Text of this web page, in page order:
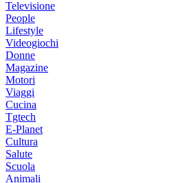
Televisione
People
Lifestyle
Videogiochi
Donne
Magazine
Motori
Viaggi
Cucina
Tgtech
E-Planet
Cultura
Salute
Scuola
Animali